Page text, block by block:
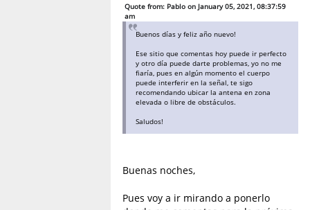
Quote from: Pablo on January 05, 2021, 08:37:59
am
Buenos días y feliz año nuevo!
Ese sitio que comentas hoy puede ir perfecto
y otro día puede darte problemas, yo no me
fiaría, pues en algún momento el cuerpo
puede interferir en la señal, te sigo
recomendando ubicar la antena en zona
elevada o libre de obstáculos.
Saludos!
Buenas noches,
Pues voy a ir mirando a ponerlo